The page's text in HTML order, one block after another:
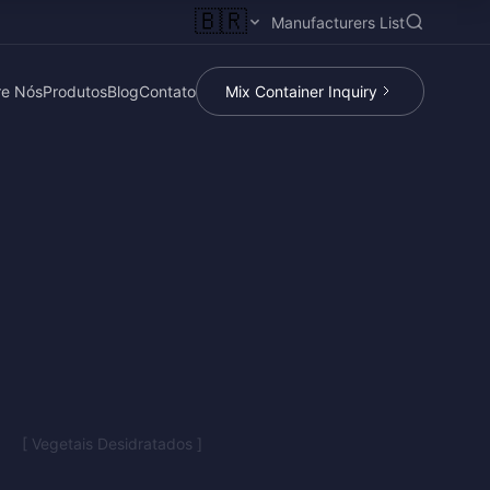
🇧🇷 Manufacturers List
NósProdutosBlogContato Mix Container Inquiry
[ Vegetais Desidratados ]